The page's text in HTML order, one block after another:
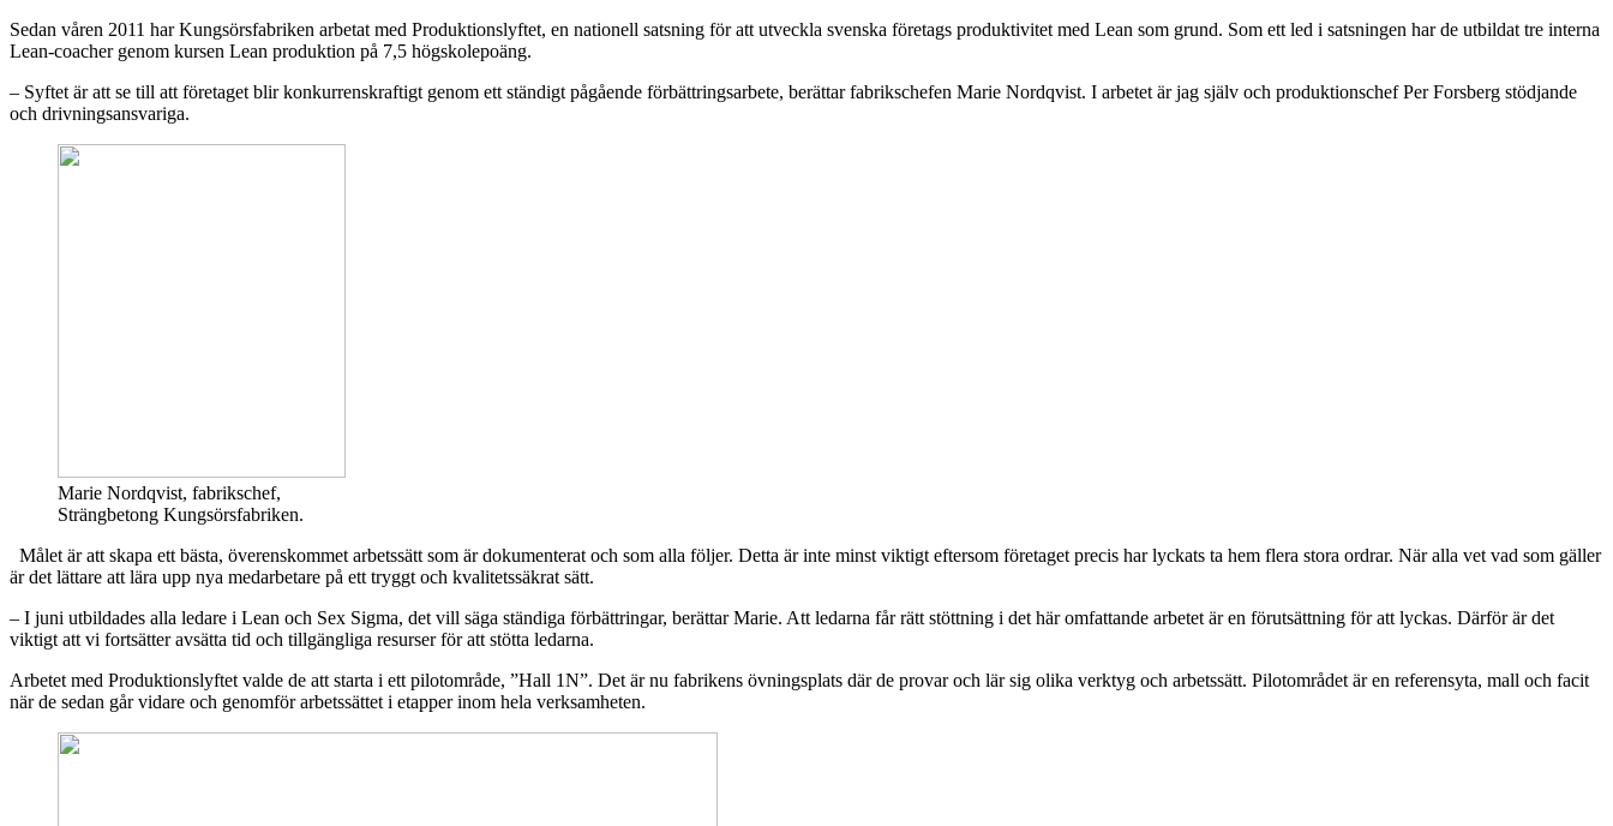
Sedan våren 2011 har Kungsörsfabriken arbetat med Produktionslyftet, en nationell satsning för att utveckla svenska företags produktivitet med Lean som grund. Som ett led i satsningen har de utbildat tre interna
Lean-coacher genom kursen Lean produktion på 7,5 högskolepoäng.
– Syftet är att se till att företaget blir konkurrenskraftigt genom ett ständigt pågående förbättringsarbete, berättar fabrikschefen Marie Nordqvist. I arbetet är jag själv och produktionschef Per Forsberg stödjande
och drivningsansvariga.
Marie Nordqvist, fabrikschef,
Strängbetong Kungsörsfabriken.
Målet är att skapa ett bästa, överenskommet arbetssätt som är dokumenterat och som alla följer. Detta är inte minst viktigt eftersom företaget precis har lyckats ta hem flera stora ordrar. När alla vet vad som gäller
är det lättare att lära upp nya medarbetare på ett tryggt och kvalitetssäkrat sätt.
– I juni utbildades alla ledare i Lean och Sex Sigma, det vill säga ständiga förbättringar, berättar Marie. Att ledarna får rätt stöttning i det här omfattande arbetet är en förutsättning för att lyckas. Därför är det
viktigt att vi fortsätter avsätta tid och tillgängliga resurser för att stötta ledarna.
Arbetet med Produktionslyftet valde de att starta i ett pilotområde, ”Hall 1N”. Det är nu fabrikens övningsplats där de provar och lär sig olika verktyg och arbetssätt. Pilotområdet är en referensyta, mall och facit
när de sedan går vidare och genomför arbetssättet i etapper inom hela verksamheten.